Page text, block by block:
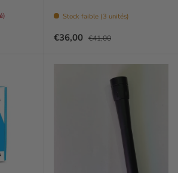
Stock faible (3 unités)
Prix soldé
€36,00 Prix habituel
€41,00